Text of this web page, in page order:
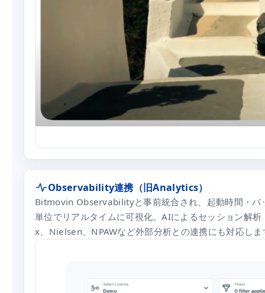
Observability連携（旧Analytics）
Bitmovin Observabilityと事前統合され、起動時間・バ
単位でリアルタイムに可視化。AIによるセッション
x、Nielsen、NPAWなど外部分析との連携にも対応しま